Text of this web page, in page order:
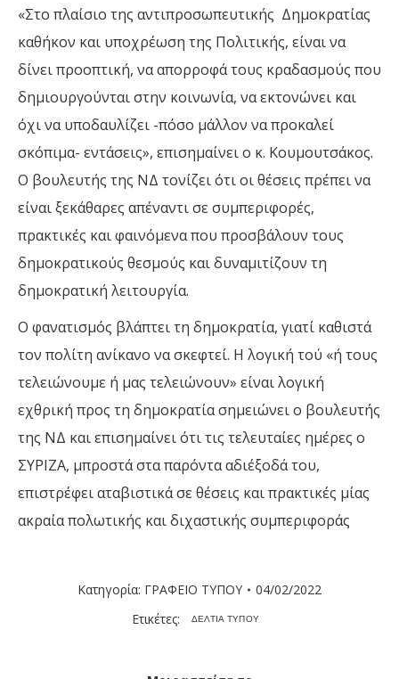
«Στο πλαίσιο της αντιπροσωπευτικής Δημοκρατίας
καθήκον και υποχρέωση της Πολιτικής, είναι να
δίνει προοπτική, να απορροφά τους κραδασμούς που
δημιουργούνται στην κοινωνία, να εκτονώνει και
όχι να υποδαυλίζει -πόσο μάλλον να προκαλεί
σκόπιμα- εντάσεις», επισημαίνει ο κ. Κουμουτσάκος.
Ο βουλευτής της ΝΔ τονίζει ότι οι θέσεις πρέπει να
είναι ξεκάθαρες απέναντι σε συμπεριφορές,
πρακτικές και φαινόμενα που προσβάλουν τους
δημοκρατικούς θεσμούς και δυναμιτίζουν τη
δημοκρατική λειτουργία.
Ο φανατισμός βλάπτει τη δημοκρατία, γιατί καθιστά
τον πολίτη ανίκανο να σκεφτεί. Η λογική τού «ή τους
τελειώνουμε ή μας τελειώνουν» είναι λογική
εχθρική προς τη δημοκρατία σημειώνει ο βουλευτής
της ΝΔ και επισημαίνει ότι τις τελευταίες ημέρες ο
ΣΥΡΙΖΑ, μπροστά στα παρόντα αδιέξοδά του,
επιστρέφει αταβιστικά σε θέσεις και πρακτικές μίας
ακραία πολωτικής και διχαστικής συμπεριφοράς
Κατηγορία: ΓΡΑΦΕΙΟ ΤΥΠΟΥ
04/02/2022
Ετικέτες:
ΔΕΛΤΙΑ ΤΥΠΟΥ